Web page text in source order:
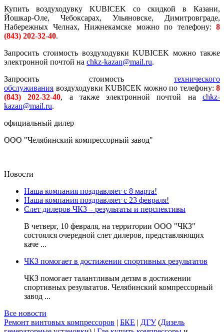
Купить воздуходувку KUBICEK со скидкой в Казани,
Йошкар-Оле, Чебоксарах, Ульяновске, Димитровграде,
Набережных Челнах, Нижнекамске можно по телефону: 8
(843) 202-32-40.
Запросить стоимость воздуходувки KUBICEK можно также
электронной почтой на chkz-kazan@mail.ru.
Запросить стоимость технического
обслуживания воздуходувки KUBICEK можно по телефону: 8
(843) 202-32-40, а также электронной почтой наchkz-
kazan@mail.ru.
официальный дилер
ООО "Челябинский компрессорный завод"
Новости
Наша компания поздравляет с 8 марта!
Наша компания поздравляет с 23 февраля!
Слет дилеров ЧКЗ – результаты и перспективы
В четверг, 10 февраля, на территории ООО "ЧКЗ"
состоялся очередной слет дилеров, представляющих
каче ...
ЧКЗ помогает в достижении спортивных результатов
ЧКЗ помогает талантливым детям в достижении
спортивных результатов. Челябинский компрессорный
завод ...
Все новости
Ремонт винтовых компрессоров | БКЕ | ДГУ(Дизель